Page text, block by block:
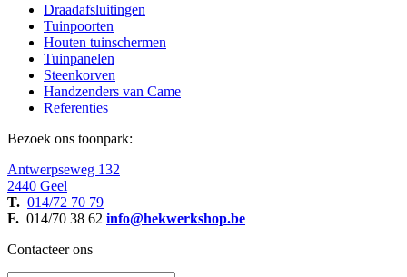
Draadafsluitingen
Tuinpoorten
Houten tuinschermen
Tuinpanelen
Steenkorven
Handzenders van Came
Referenties
Bezoek ons toonpark:
Antwerpseweg 132
2440 Geel
T. 014/72 70 79
F. 014/70 38 62 info@hekwerkshop.be
Contacteer ons